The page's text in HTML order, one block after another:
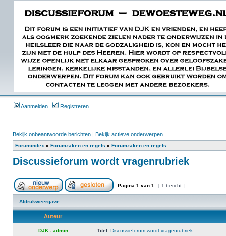
Aanmelden Registreren
Bekijk onbeantwoorde berichten | Bekijk actieve onderwerpen
Forumindex » Forumzaken en regels » Forumzaken en regels
Discussieforum wordt vragenrubriek
Pagina 1 van 1 [ 1 bericht ]
Afdrukweergave
Auteur
DJK - admin Titel: Discussieforum wordt vragenrubriek